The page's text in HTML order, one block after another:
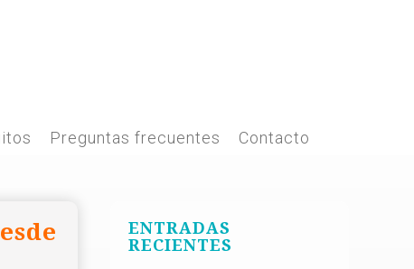
Preguntas frecuentes Contacto
ENTRADAS
RECIENTES